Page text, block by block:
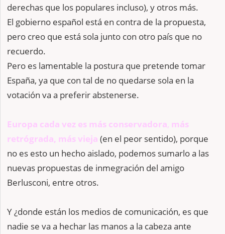
derechas que los populares incluso), y otros más.
El gobierno español está en contra de la propuesta,
pero creo que está sola junto con otro país que no
recuerdo.
Pero es lamentable la postura que pretende tomar
España, ya que con tal de no quedarse sola en la
votación va a preferir abstenerse.
Europa cada vez es más conservadora, más
retrógrada, más vieja (en el peor sentido), porque
no es esto un hecho aislado, podemos sumarlo a las
nuevas propuestas de inmegración del amigo
Berlusconi, entre otros.
Y ¿donde están los medios de comunicación, es que
nadie se va a hechar las manos a la cabeza ante